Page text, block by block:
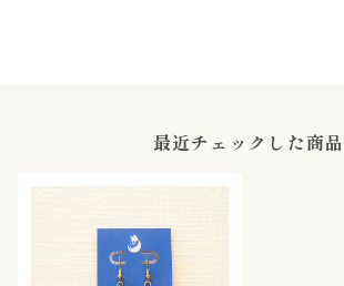
最近チェックした商品